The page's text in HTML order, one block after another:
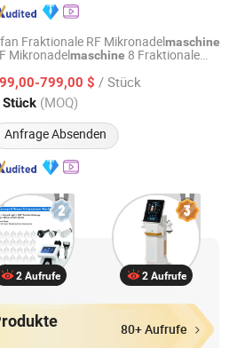
Fraktionale RF Mikronadelmaschine
Mikronadelmaschine 8 Fraktionale
799,00 $ / Stück
Stück (MOQ)
Anfrage Absenden
(guangzhou) Co., Ltd.
Seit 2022
2 Aufrufe 2 Aufrufe
80+ Aufrufe